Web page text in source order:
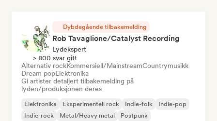
Dybdegående tilbakemelding
Rob Tavaglione/Catalyst Recording
Lydekspert
> 800 svar gitt
Alternativ rockKommersiell/MainstreamCountrymusikk
Dream popElektronika
Gi artister detaljert tilbakemelding på
lyden/produksjonen deres
Elektronika Eksperimentell rock Indie-folk
Indie-pop
Indie-rock
Metal/Heavy metal
Postpunk